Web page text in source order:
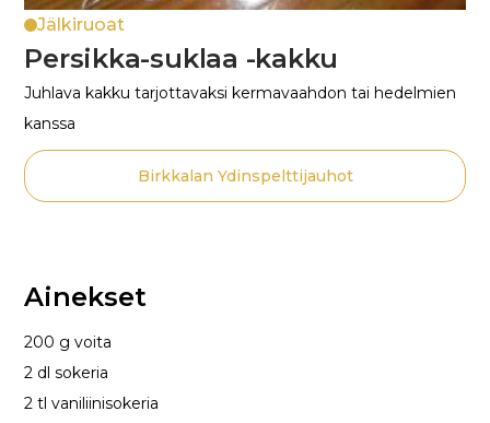
Jälkiruoat
Persikka-suklaa -kakku
Juhlava kakku tarjottavaksi kermavaahdon tai hedelmien
kanssa
Birkkalan Ydinspelttijauhot
Ainekset
200 g voita
2 dl sokeria
2 tl vaniliinisokeria